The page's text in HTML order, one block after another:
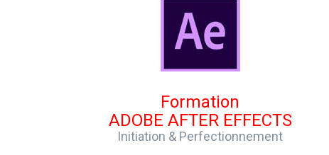
Formation
ADOBE AFTER EFFECTS
Initiation & Perfectionnement